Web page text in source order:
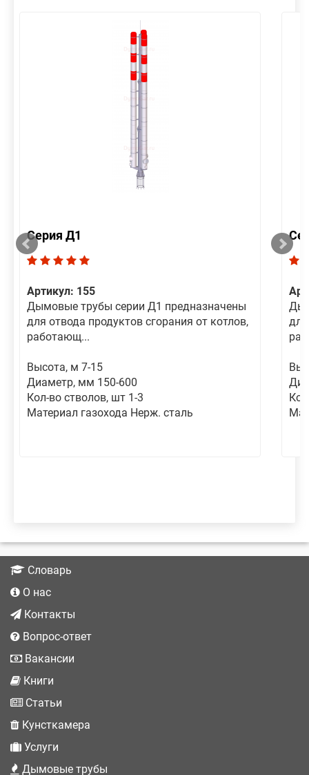
Серия Д1
Артикул: 155
Дымовые трубы серии Д1 предназначены
для отвода продуктов сгорания от котлов,
работающ...
Высота, м 7-15
Диаметр, мм 150-600
Кол-во стволов, шт 1-3
Материал газохода Нерж. сталь
Словарь
О нас
Контакты
Вопрос-ответ
Вакансии
Книги
Статьи
Кунсткамера
Услуги
Дымовые трубы